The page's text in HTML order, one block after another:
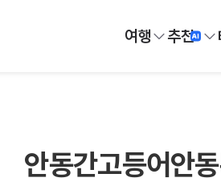
여행 추천
안동간고등어안